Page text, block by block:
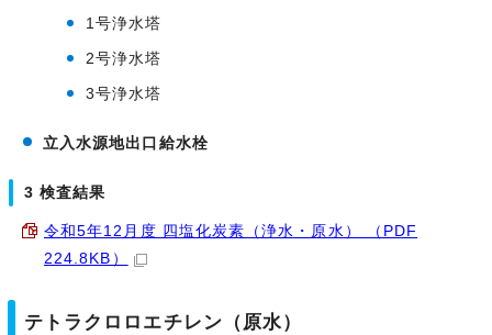
1号浄水塔
2号浄水塔
3号浄水塔
立入水源地出口給水栓
3 検査結果
令和5年12月度 四塩化炭素（浄水・原水） （PDF
224.8KB）
テトラクロロエチレン（原水）